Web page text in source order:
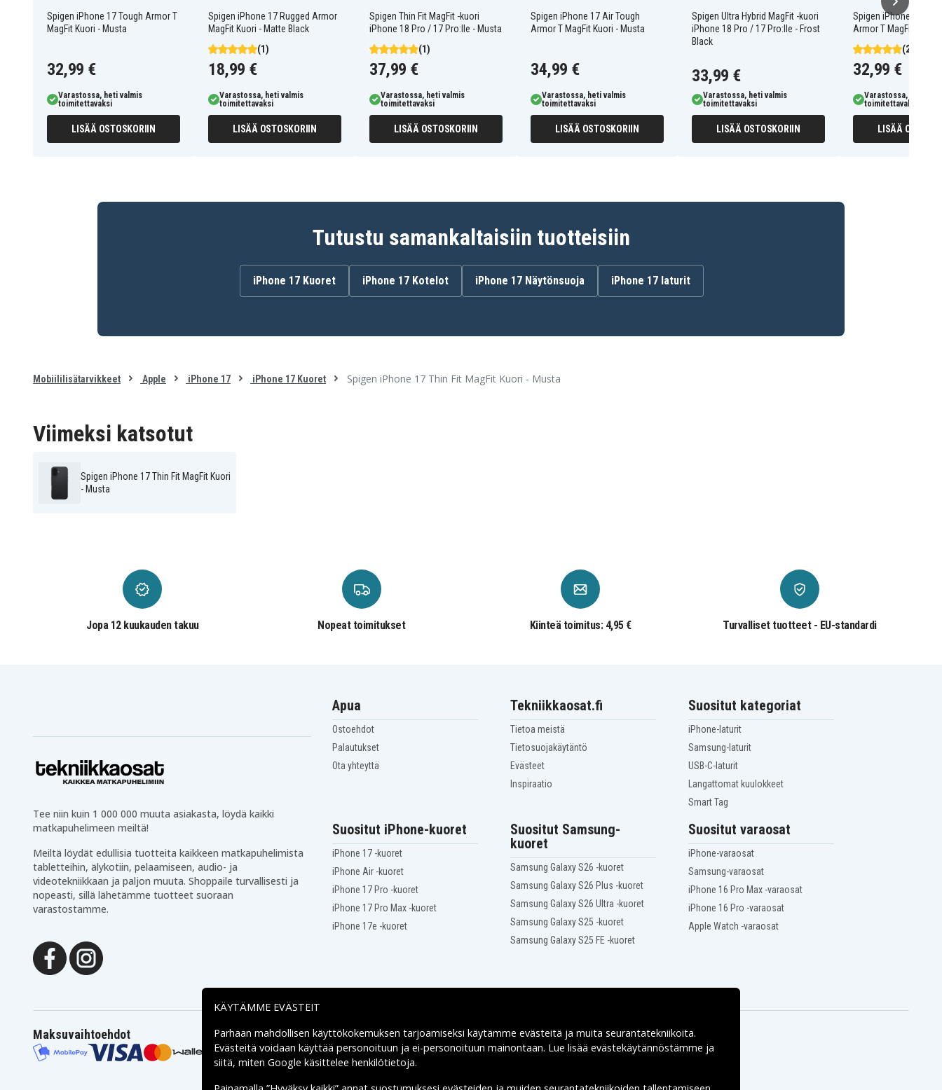
Spigen
Yhteensopiva langattoman latauksen kanssa
Väri
Materiaali Muovi
Spigen iPhone 17 Tough Armor T
MagFit Kuori - Musta
32,99 €
Varastossa, heti valmis
toimitettavaksi
LISÄÄ OSTOSKORIIN
Spigen iPhone 17 Rugged Armor
MagFit Kuori - Matte Black
(1)
18,99 €
Varastossa, heti valmis
toimitettavaksi
LISÄÄ OSTOSKORIIN
Spigen Thin Fit MagFit -kuori
iPhone 18 Pro / 17 Pro:lle - Musta
(1)
37,99 €
Varastossa, heti valmis
toimitettavaksi
LISÄÄ OSTOSKORIIN
Spigen iPhone 17 Air Tough
Armor T MagFit Kuori - Musta
34,99 €
Varastossa, heti valmis
toimitettavaksi
LISÄÄ OSTOSKORIIN
Spigen Ultra Hybrid MagFit -kuori
iPhone 18 Pro / 17 Pro:lle - Frost
Black
33,99 €
Varastossa, heti valmis
toimitettavaksi
LISÄÄ OSTOSKORIIN
Spigen iPhone 17 Pro
Armor T MagFit Kuori
(2)
32,99 €
Varastossa, heti
toimitettavaksi
LISÄÄ
Tutustu samankaltaisiin tuotteisiin
iPhone 17 Kuoret iPhone 17 Kotelot iPhone 17 Näytönsuoja iPhone 17 laturit
Mobiililisätarvikkeet Apple iPhone 17 iPhone 17 Kuoret Spigen iPhone 17 Thin Fit MagFit Kuori - Musta
Viimeksi katsotut
Spigen iPhone 17 Thin Fit MagFit Kuori
- Musta
Jopa 12 kuukauden takuu Nopeat toimitukset Kiinteä toimitus: 4,95 € Turvalliset tuotteet - EU-standardi
Tee niin kuin 1 000 000 muuta asiakasta, löydä kaikki
matkapuhelimeen meiltä!
Meiltä löydät edullisia tuotteita kaikkeen matkapuhelimista
tabletteihin, älykotiin, pelaamiseen, audio- ja
videotekniikkaan ja paljon muuta. Shoppaile turvallisesti ja
nopeasti, sillä lähetämme tuotteet suoraan
varastostamme.
Apua
Ostoehdot
Palautukset
Ota yhteyttä
Tekniikkaosat.fi
Tietoa meistä
Tietosuojakäytäntö
Evästeet
Inspiraatio
Suositut kategoriat
iPhone-laturit
Samsung-laturit
USB-C-laturit
Langattomat kuulokkeet
Smart Tag
Suositut iPhone-kuoret
iPhone 17 -kuoret
iPhone Air -kuoret
iPhone 17 Pro -kuoret
iPhone 17 Pro Max -kuoret
iPhone 17e -kuoret
Suositut Samsung-
kuoret
Samsung Galaxy S26 -kuoret
Samsung Galaxy S26 Plus -kuoret
Samsung Galaxy S26 Ultra -kuoret
Samsung Galaxy S25 -kuoret
Samsung Galaxy S25 FE -kuoret
Suositut varaosat
iPhone-varaosat
Samsung-varaosat
iPhone 16 Pro Max -varaosat
iPhone 16 Pro -varaosat
Apple Watch -varaosat
Maksuvaihtoehdot Toimitusvaihtoehdot
KÄYTÄMME EVÄSTEIT
Parhaan mahdollisen käyttökokemuksen tarjoamiseksi käytämme evästeitä ja muita seurantatekniikoita.
Evästeitä voidaan käyttää personoituun ja ei-personoituun mainontaan. Lue lisää evästekäytännöstämme ja
siitä, miten Google käsittelee henkilötietoja.